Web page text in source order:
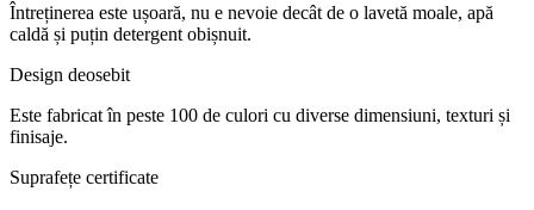
Întreținerea este ușoară, nu e nevoie decât de o lavetă moale, apă
caldă și puțin detergent obișnuit.
Design deosebit
Este fabricat în peste 100 de culori cu diverse dimensiuni, texturi și
finisaje.
Suprafețe certificate